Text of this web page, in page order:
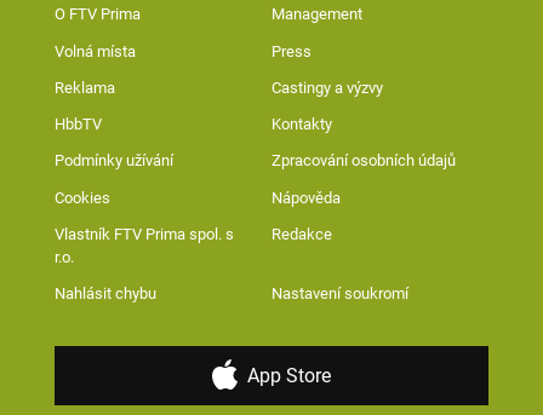
O FTV Prima Management
Volná místa Press
Reklama Castingy a výzvy
HbbTV Kontakty
Podmínky užívání Zpracování osobních údajů
Cookies Nápověda
Vlastník FTV Prima spol. s
r.o.
Redakce
Nahlásit chybu Nastavení soukromí
App Store